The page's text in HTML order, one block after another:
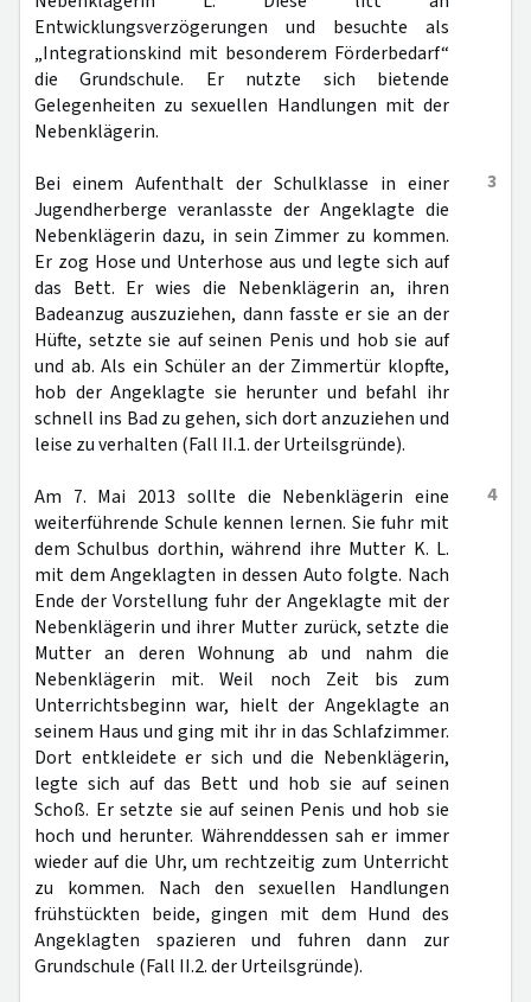
Entwicklungsverzögerungen und besuchte als
„Integrationskind mit besonderem Förderbedarf“
die Grundschule. Er nutzte sich bietende
Gelegenheiten zu sexuellen Handlungen mit der
Nebenklägerin.
3
Bei einem Aufenthalt der Schulklasse in einer
Jugendherberge veranlasste der Angeklagte die
Nebenklägerin dazu, in sein Zimmer zu kommen.
Er zog Hose und Unterhose aus und legte sich auf
das Bett. Er wies die Nebenklägerin an, ihren
Badeanzug auszuziehen, dann fasste er sie an der
Hüfte, setzte sie auf seinen Penis und hob sie auf
und ab. Als ein Schüler an der Zimmertür klopfte,
hob der Angeklagte sie herunter und befahl ihr
schnell ins Bad zu gehen, sich dort anzuziehen und
leise zu verhalten (Fall II.1. der Urteilsgründe).
4
Am 7. Mai 2013 sollte die Nebenklägerin eine
weiterführende Schule kennen lernen. Sie fuhr mit
dem Schulbus dorthin, während ihre Mutter K. L.
mit dem Angeklagten in dessen Auto folgte. Nach
Ende der Vorstellung fuhr der Angeklagte mit der
Nebenklägerin und ihrer Mutter zurück, setzte die
Mutter an deren Wohnung ab und nahm die
Nebenklägerin mit. Weil noch Zeit bis zum
Unterrichtsbeginn war, hielt der Angeklagte an
seinem Haus und ging mit ihr in das Schlafzimmer.
Dort entkleidete er sich und die Nebenklägerin,
legte sich auf das Bett und hob sie auf seinen
Schoß. Er setzte sie auf seinen Penis und hob sie
hoch und herunter. Währenddessen sah er immer
wieder auf die Uhr, um rechtzeitig zum Unterricht
zu kommen. Nach den sexuellen Handlungen
frühstückten beide, gingen mit dem Hund des
Angeklagten spazieren und fuhren dann zur
Grundschule (Fall II.2. der Urteilsgründe).